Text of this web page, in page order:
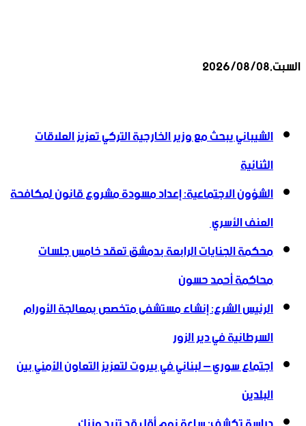
السبت,2026/08/08
الشيباني يبحث مع وزير الخارجية التركي تعزيز العلاقات
الثنائية
الشؤون الاجتماعية: إعداد مسودة مشروع قانون لمكافحة
العنف الأسري ‏
محكمة الجنايات الرابعة بدمشق تعقد خامس جلسات
محاكمة أحمد حسون
الرئيس الشرع: إنشاء ‌‏مستشفى متخصص بمعالجة الأورام
السرطانية في دير الزور
اجتماع سوري – لبناني في بيروت لتعزيز التعاون ‏الأمني ‏بين
البلدين